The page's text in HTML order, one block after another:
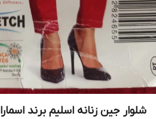
شلوار جین زنانه اسلیم برند اسمارا